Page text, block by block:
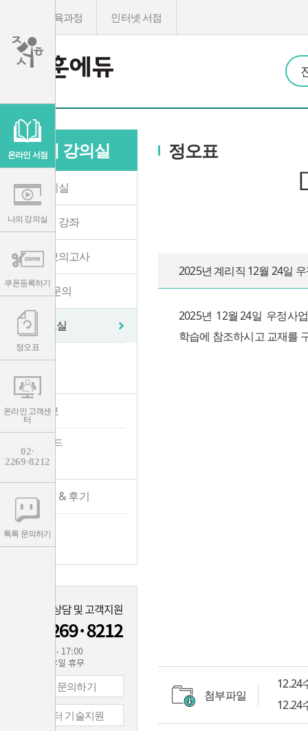
온라인 서점
나의 강의실
쿠폰등록하기
정오표
온라인 고객센
터
02·
2269·8212
톡톡 문의하기
온라인교육과정 인터넷 서점
인
나의 강의실
나의 강의실
수강중인 강좌
온라인 모의고사
1:1 학습문의
학습자료실
- 자료실
- 정오표
수험 정보
- 수험가이드
- 채용공고
합격수기 & 후기
- 합격수기
- 수강후기
1:1 문의하기
컴퓨터 기술지원
정오표
2025년 계리직 12월 24일
2025년 12월 24일 우정사
학습에 참조하시고 교재를
첨부파일
12.24
12.24